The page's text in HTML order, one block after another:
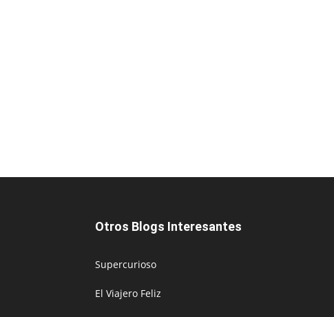
Otros Blogs Interesantes
Supercurioso
El Viajero Feliz